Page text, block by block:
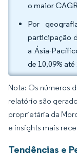
o maior
Por
participação
a Ásia-
de 10,09% até
Nota: Os números
relatório são
proprietária da
e insights mais
Tendências e